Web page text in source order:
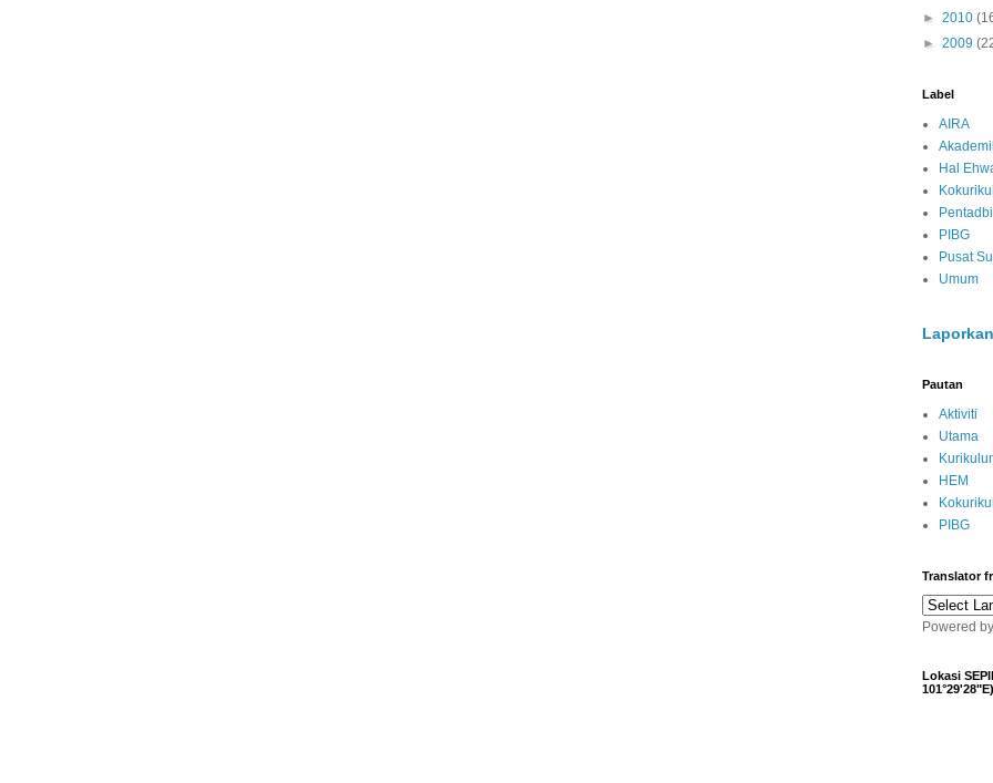
► 2010
► 2009
Label
AIRA
Hal
PIBG
Pusat
Umum
Pautan
Aktiviti
Utama
HEM
PIBG
Translator
Powered
Lokasi
101°29'28"E)